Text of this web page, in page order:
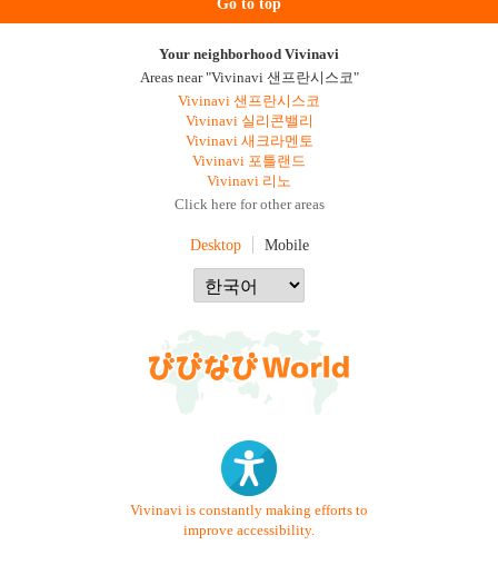
Your neighborhood Vivinavi
Areas near "Vivinavi 샌프란시스코"
Vivinavi 샌프란시스코
Vivinavi 실리콘밸리
Vivinavi 새크라멘토
Vivinavi 포틀랜드
Vivinavi 리노
Click here for other areas
Desktop Mobile
Vivinavi is constantly making efforts to
improve accessibility.